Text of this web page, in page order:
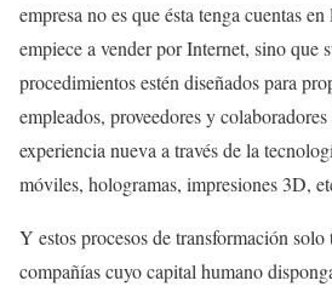
empresa no es que ésta tenga cuentas
empiece a vender por Internet, sino que
procedimientos estén diseñados para
empleados, proveedores y
experiencia nueva a través de la
móviles, hologramas, impresiones 3D,
Y estos procesos de transformación
compañías cuyo capital humano